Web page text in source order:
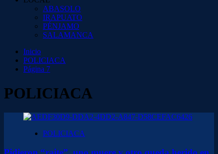
ABASOLO
IRAPUATO
PÉNJAMO
SALAMANCA
Inicio
POLICIACA
Página 7
POLICIACA
POLICIACA